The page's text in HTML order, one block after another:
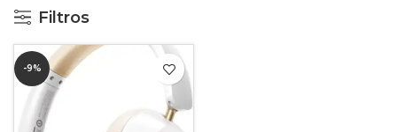
Filtros
-9%